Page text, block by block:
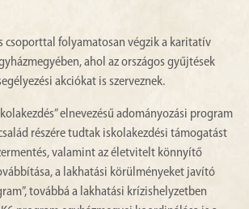
csoporttal folyamatosan végzik a karitatív
ahol az országos gyűjtések
akciókat is szerveznek.
elnevezésű adományozási program
részére tudtak iskolakezdési támogatást
valamint az életvitelt könnyítő
a lakhatási körülményeket javító
továbbá a lakhatási krízishelyzetben